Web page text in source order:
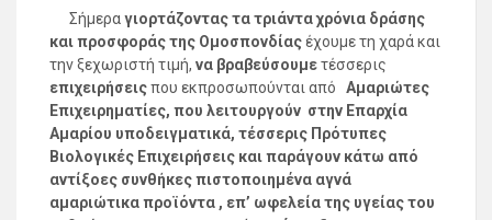
Σήμεραγιορτάζοντας τα τριάντα χρόνια δράσης
καιπροσφοράς της Ομοσπονδίαςέχουμε τη χαρά και
την ξεχωριστή τιμή, να βραβεύσουμετέσσερις
επιχειρήσειςπου εκπροσωπούνται από
Αμαριώτες
Επιχειρηματίες, που λειτουργούν στην Επαρχία
Αμαρίου υποδειγματικά, τέσσερις Πρότυπες
Βιολογικές Επιχειρήσεις και παράγουν κάτω από
αντίξοες συνθήκες πιστοποιημένα αγνά
αμαριώτικα προϊόντα , επ’ ωφελεία της υγείας του